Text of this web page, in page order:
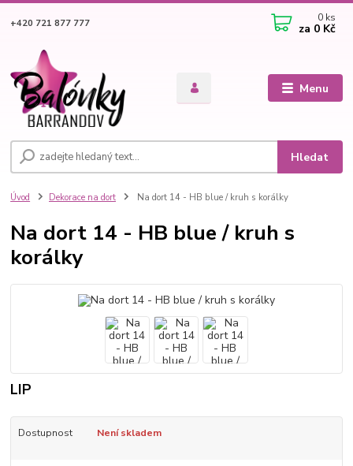
Menu
Hledat
+420 721 877 777 0 ks
za 0 Kč
Úvod Dekorace na dort Na dort 14 - HB blue / kruh s korálky
Na dort 14 - HB blue / kruh s
korálky
LIP
Dostupnost Není skladem